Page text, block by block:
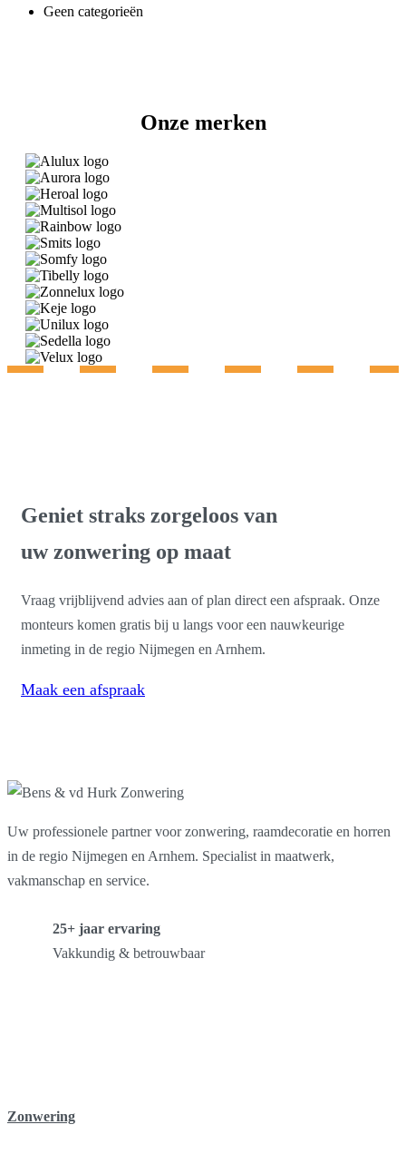
Geen categorieën
Onze merken
Geniet straks zorgeloos van
uw zonwering op maat
Vraag vrijblijvend advies aan of plan direct een afspraak. Onze
monteurs komen gratis bij u langs voor een nauwkeurige
inmeting in de regio Nijmegen en Arnhem.
Maak een afspraak
Uw professionele partner voor zonwering, raamdecoratie en horren
in de regio Nijmegen en Arnhem. Specialist in maatwerk,
vakmanschap en service.
25+ jaar ervaring
Vakkundig & betrouwbaar
Zonwering